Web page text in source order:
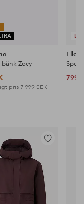
bänk Zoey
pris 7 999 SEK
Ellos
799
Lägg
favoriter